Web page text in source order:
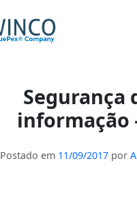
Segurança
informação
Postado em 11/09/2017por